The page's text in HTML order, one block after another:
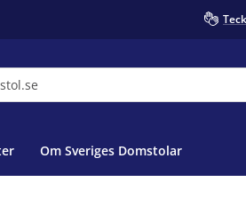
Om Sveriges Domstolar